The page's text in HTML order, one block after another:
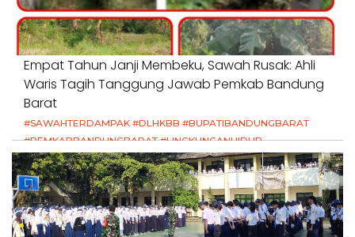
Empat Tahun Janji Membeku, Sawah Rusak: Ahli
Waris Tagih Tanggung Jawab Pemkab Bandung
Barat
#SAWAHTERDAMPAK #DLHKBB #BUPATIBANDUNGBARAT
#PEMKABBANDUNGBARAT #LINGKUNGANHIDUP
#HAKPETANI #KEADILANUNTUKPETANI
#NORMALISASISALURAN #IRIGASIRUSAK
#DUGAANPENCEMARAN #AKUNTABILITASPEMERINTAH
18 Juli 2026